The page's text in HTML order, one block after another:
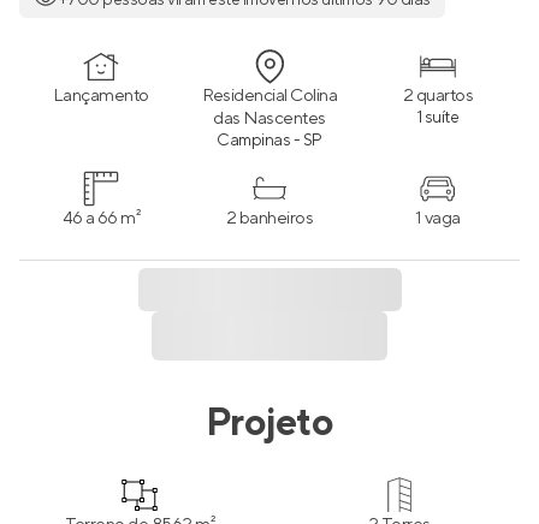
Lançamento
Residencial Colina
das Nascentes
Campinas - SP
2 quartos
1 suíte
46 a 66 m² 2 banheiros 1 vaga
Projeto